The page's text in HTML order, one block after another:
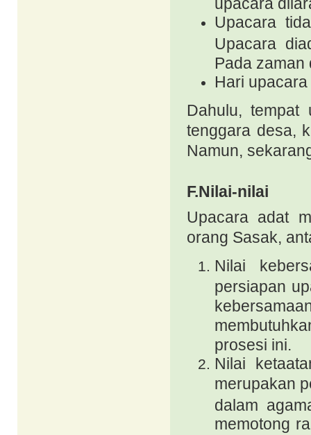
Upacara
Upacara
Pada zaman
Hari
Dahulu,
tenggara desa,
Namun,
F.Nilai-nilai
Upacara adat
orang Sasak,
Nilai
persiapan
prosesi ini.
Nilai
merupakan
dalam
memotong